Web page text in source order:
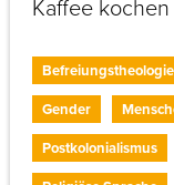
Kaffee
Befreiungstheologie
Gender
Postkolonialismus